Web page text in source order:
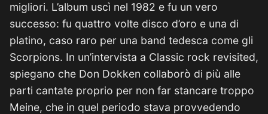
migliori. L’album uscì nel 1982 e fu un vero
successo: fu quattro volte disco d’oro e una di
platino, caso raro per una band tedesca come gli
Scorpions. In un’intervista a Classic rock revisited,
spiegano che Don Dokken collaborò di più alle
parti cantate proprio per non far stancare troppo
Meine, che in quel periodo stava provvedendo